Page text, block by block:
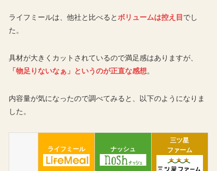
ライフミールは、他社と比べると ボリュームは控え目 でし
た。
具材が大きくカットされているので満足感はありますが、
「物足りないなぁ」というのが正直な感想。
内容量が気になったので調べてみると、以下のようになりま
した。
ライフミール ナッシュ
三ツ星
ファーム